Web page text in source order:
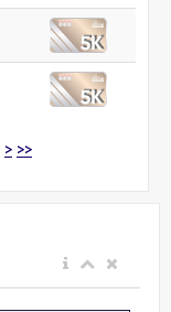
> >>